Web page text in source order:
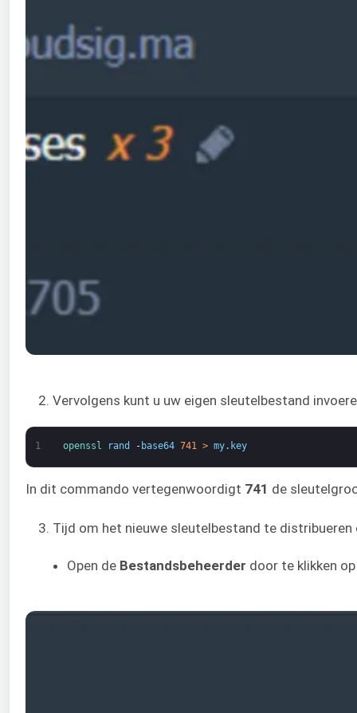
2. Vervolgens kunt u uw eigen sleutelbestand
1 openssl rand - base64 741 > my. key
In dit commando vertegenwoordigt 741 de
3. Tijd om het nieuwe sleutelbestand te distribueren
Open de Bestandsbeheerder door te klikken